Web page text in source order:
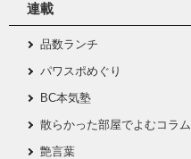
連載
品数ランチ
パワスポめぐり
BC本気塾
散らかった部屋でよむコラム
艶言葉